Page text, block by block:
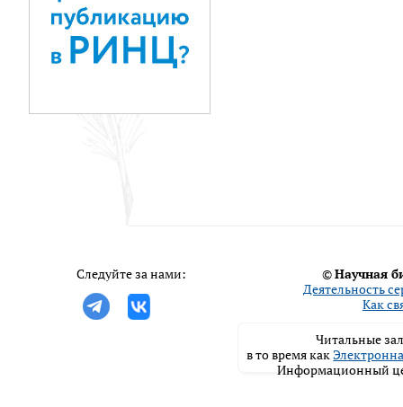
Следуйте за нами: ©Научная
Деятельность
Как
Читальные
в то время как
Информационный